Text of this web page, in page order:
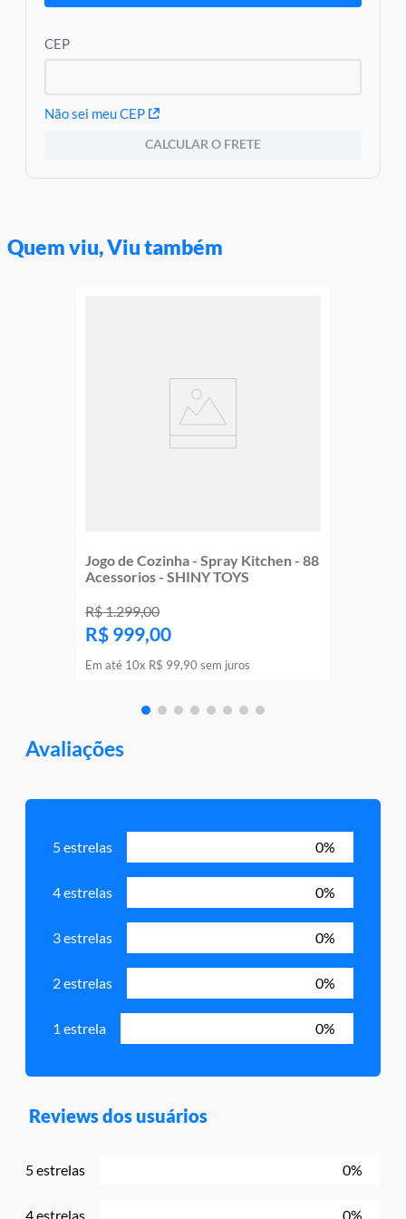
CEP
Não sei meu CEP
CALCULAR O FRETE
Quem viu, Viu também
Jogo de Cozinha - Spray Kitchen - 88
Acessorios - SHINY TOYS
R$1.299,00
R$ 999,00
Em até 10x R$ 99,90 sem juros
Avaliações
5 estrelas 0%
4 estrelas 0%
3 estrelas 0%
2 estrelas 0%
1 estrela 0%
Reviews dos usuários
5 estrelas 0%
4 estrelas 0%